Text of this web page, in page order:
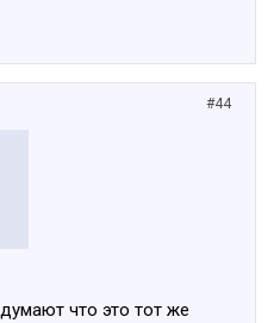
#44
что это тот же